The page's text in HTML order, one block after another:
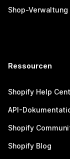
Shop-Verwaltung
Ressourcen
Shopify Help
API-
Shopify
Shopify Blog